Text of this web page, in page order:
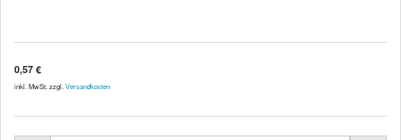
0,57 €
inkl. MwSt. zzgl. Versandkosten